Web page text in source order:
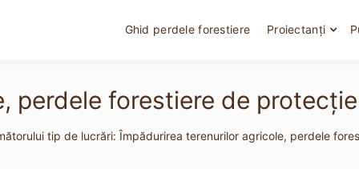
Ghid perdele forestiere Proiectanți
perdele forestiere de
tip de lucrări: Împădurirea terenurilor agricole, perdele